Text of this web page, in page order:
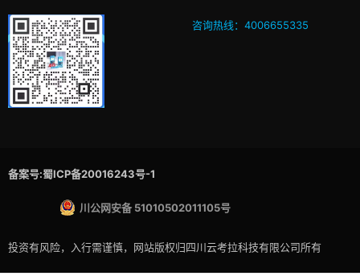
咨询热线：4006655335
备案号:蜀ICP备20016243号-1
川公网安备 51010502011105号
投资有风险，入行需谨慎，网站版权归四川云考拉科技有限公司所有